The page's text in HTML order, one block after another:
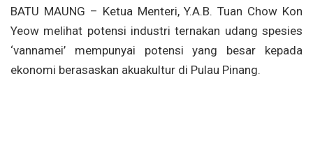
BATU MAUNG – Ketua Menteri, Y.A.B. Tuan Chow Kon
Yeow melihat potensi industri ternakan udang spesies
‘vannamei’ mempunyai potensi yang besar kepada
ekonomi berasaskan akuakultur di Pulau Pinang.